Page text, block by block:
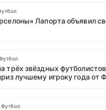
Лапорта объявил
трёх звёздных
лучшему игроку года от
Футбол